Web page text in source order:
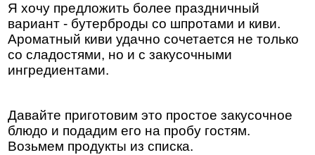
Я хочу предложить более праздничный
вариант - бутерброды со шпротами и киви.
Ароматный киви удачно сочетается не только
со сладостями, но и с закусочными
ингредиентами.
Давайте приготовим это простое закусочное
блюдо и подадим его на пробу гостям.
Возьмем продукты из списка.